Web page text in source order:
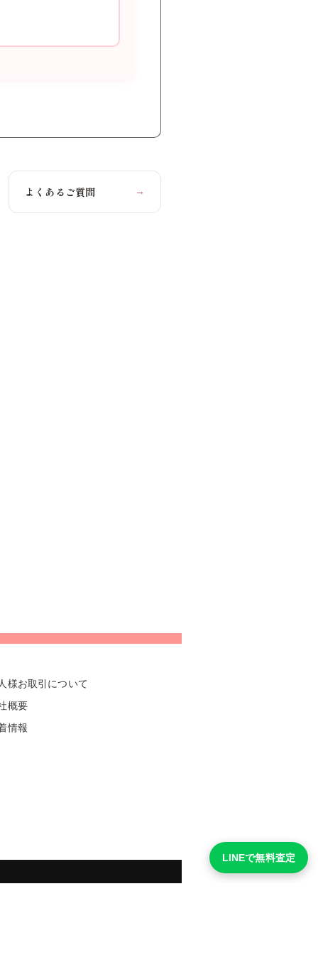
よくあるご質問 →
様お取引について
概要
情報
LINEで無料査定